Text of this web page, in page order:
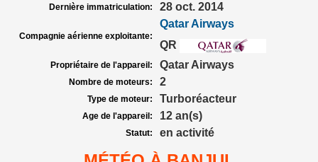
Dernière immatriculation: 28 oct. 2014
Compagnie aérienne exploitante:
Qatar Airways
QR
Propriétaire de l'appareil: Qatar Airways
Nombre de moteurs: 2
Type de moteur: Turboréacteur
Age de l'appareil: 12 an(s)
Statut: en activité